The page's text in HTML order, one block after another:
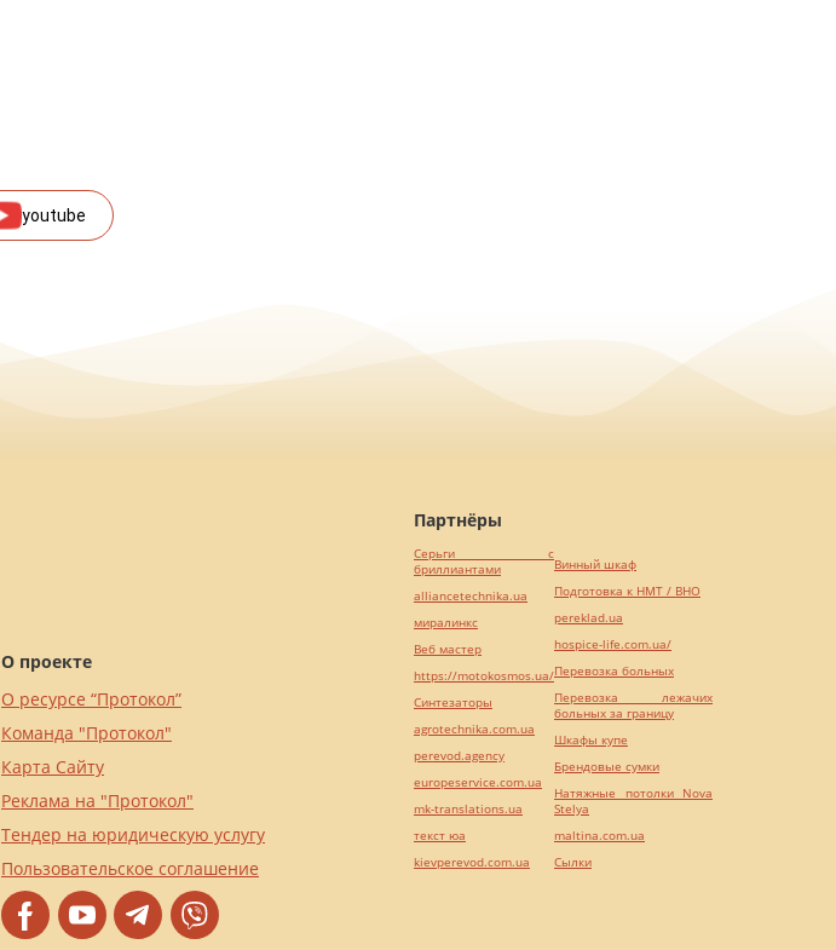
youtube
О проекте
О ресурсе “Протокол”
Команда "Протокол"
Карта Сайту
Реклама на "Протокол"
Тендер на юридическую услугу
Пользовательское соглашение
Партнёры
Серьги с
бриллиантами
alliancetechnika.ua
миралинкс
Веб мастер
https://motokosmos.ua/
Синтезаторы
agrotechnika.com.ua
perevod.agency
europeservice.com.ua
mk-translations.ua
текст юа
kievperevod.com.ua
Винный шкаф
Подготовка к НМТ / ВНО
pereklad.ua
hospice-life.com.ua/
Перевозка больных
Перевозка лежачих
больных за границу
Шкафы купе
Брендовые сумки
Натяжные потолки Nova
Stelya
maltina.com.ua
Cылки